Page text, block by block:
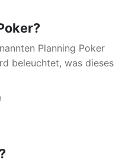
Planning Poker
beleuchtet, was dieses